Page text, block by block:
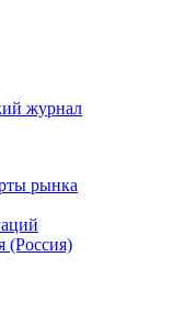
журнал
рынка
(Россия)